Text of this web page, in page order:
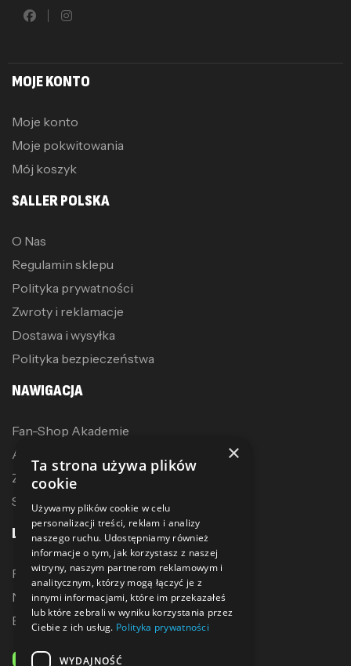
MOJE KONTO
Moje konto
Moje pokwitowania
Mój koszyk
SALLER POLSKA
O Nas
Regulamin sklepu
Polityka prywatności
Zwroty i reklamacje
Dostawa i wysyłka
Polityka bezpieczeństwa
NAWIGACJA
Fan-Shop Akademie
Akcesoria treningowe
Zostań dystrybutorem
Sublimacja
LINKI
Promocje
Nowe produkty
Bestsellery
ODBIERZ 10% ZNIŻKI
×
Ta strona używa plików
cookie
Używamy plików cookie w celu
personalizacji treści, reklam i analizy
naszego ruchu. Udostępniamy również
informacje o tym, jak korzystasz z naszej
witryny, naszym partnerom reklamowym i
analitycznym, którzy mogą łączyć je z
innymi informacjami, które im przekazałeś
lub które zebrali w wyniku korzystania przez
Ciebie z ich usług. Polityka prywatności
WYDAJNOŚĆ